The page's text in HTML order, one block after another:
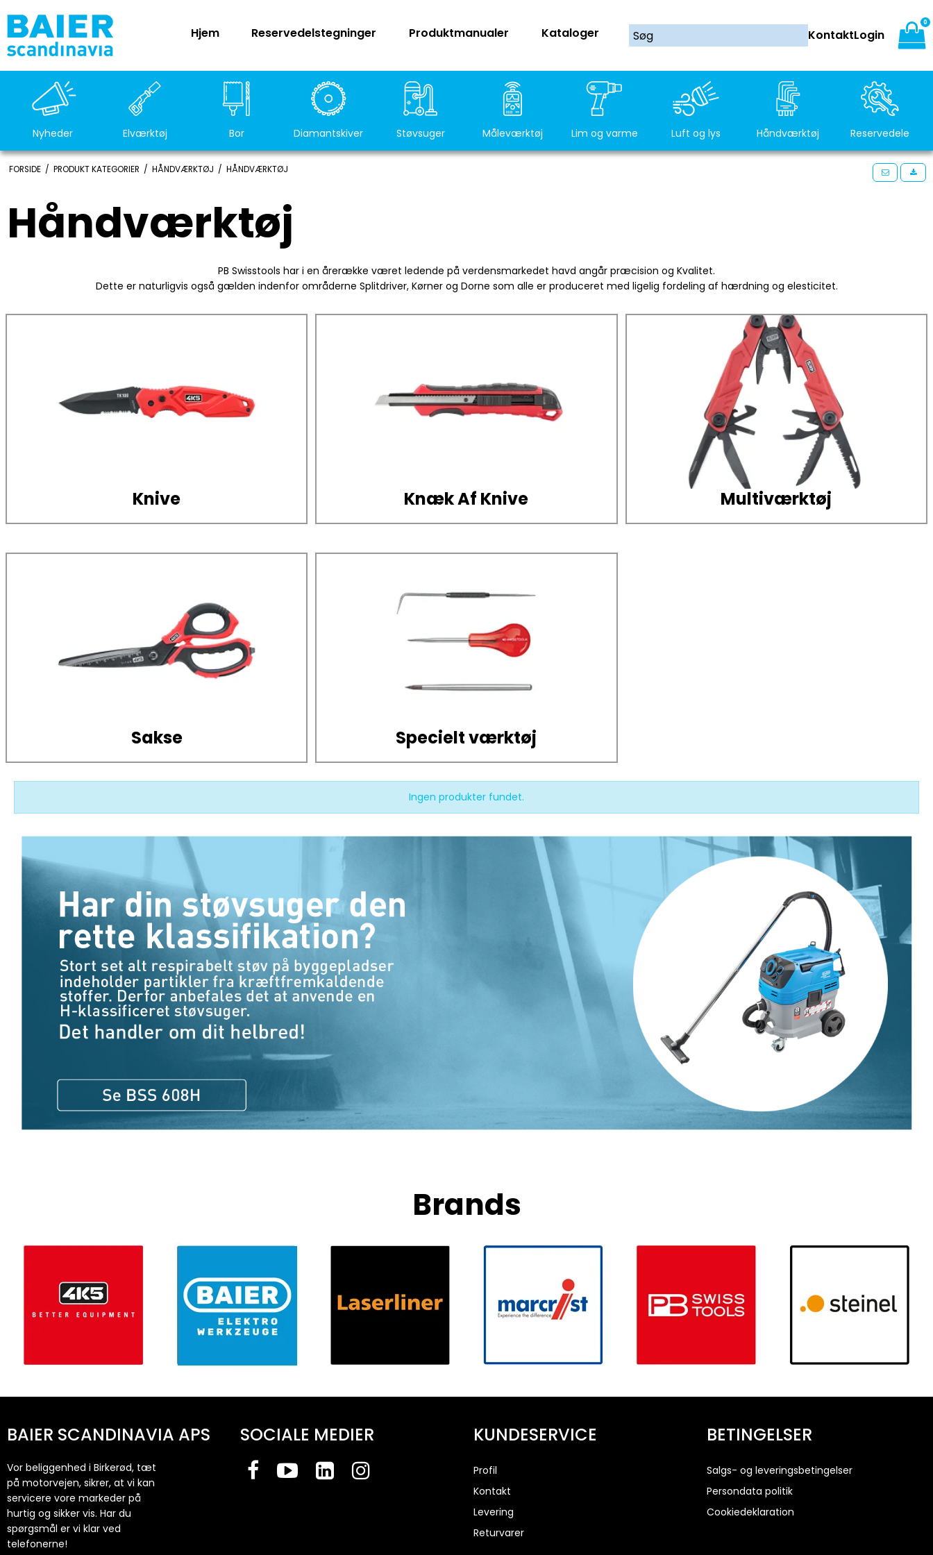
Hjem Reservedelstegninger Produktmanualer Kataloger KontaktLogin
0
Nyheder Elværktøj Bor Diamantskiver Støvsuger Måleværktøj Lim og varme Luft og lys Håndværktøj Reservedele
FORSIDE / PRODUKT KATEGORIER / HÅNDVÆRKTØJ / HÅNDVÆRKTØJ
Håndværktøj
PB Swisstools har i en årerække været ledende på verdensmarkedet havd angår præcision og Kvalitet.
Dette er naturligvis også gælden indenfor områderne Splitdriver, Kørner og Dorne som alle er produceret med ligelig fordeling af hærdning og elesticitet.
Knive Knæk Af Knive Multiværktøj
Sakse Specielt værktøj
Ingen produkter fundet.
Brands
BAIER SCANDINAVIA APS
Vor beliggenhed i Birkerød, tæt
på motorvejen, sikrer, at vi kan
servicere vore markeder på
hurtig og sikker vis. Har du
spørgsmål er vi klar ved
telefonerne!
SOCIALE MEDIER KUNDESERVICE
Profil
Kontakt
Levering
Returvarer
BETINGELSER
Salgs- og leveringsbetingelser
Persondata politik
Cookiedeklaration